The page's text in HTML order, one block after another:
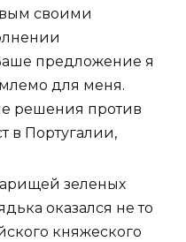
своими
предложение я
для меня.
решения против
в Португалии,
зеленых
оказался не то
княжеского